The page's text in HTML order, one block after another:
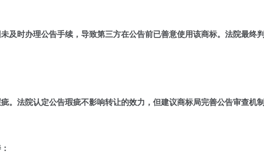
及时办理公告手续，导致第三方在公告前已善意使用该商标。法院最终
。法院认定公告瑕疵不影响转让的效力，但建议商标局完善公告审查机